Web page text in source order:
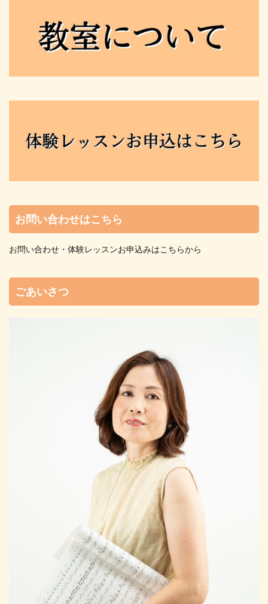
お問い合わせはこちら
お問い合わせ・体験レッスンお申込みはこちらから
ごあいさつ